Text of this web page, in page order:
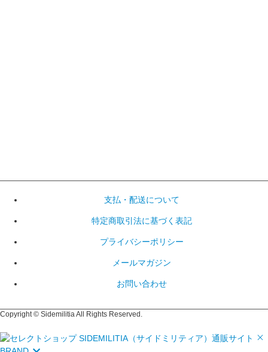
支払・配送について
特定商取引法に基づく表記
プライバシーポリシー
メールマガジン
お問い合わせ
Copyright © Sidemilitia All Rights Reserved.